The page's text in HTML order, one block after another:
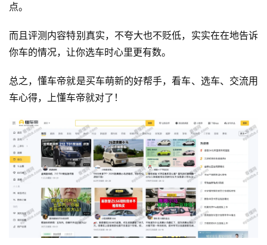
产
点。
而且评测内容特别真实，不夸大也不贬低，实实在在地告诉
你车的情况，让你选车时心里更有数。
总之，懂车帝就是买车萌新的好帮手，看车、选车、交流用
车心得，上懂车帝就对了！